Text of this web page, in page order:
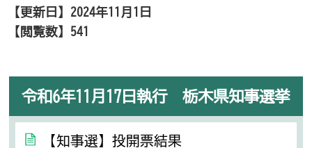
【更新日】 2024年11月1日
【閲覧数】 541
令和6年11月17日執行 栃木県知事選挙
【知事選】投開票結果